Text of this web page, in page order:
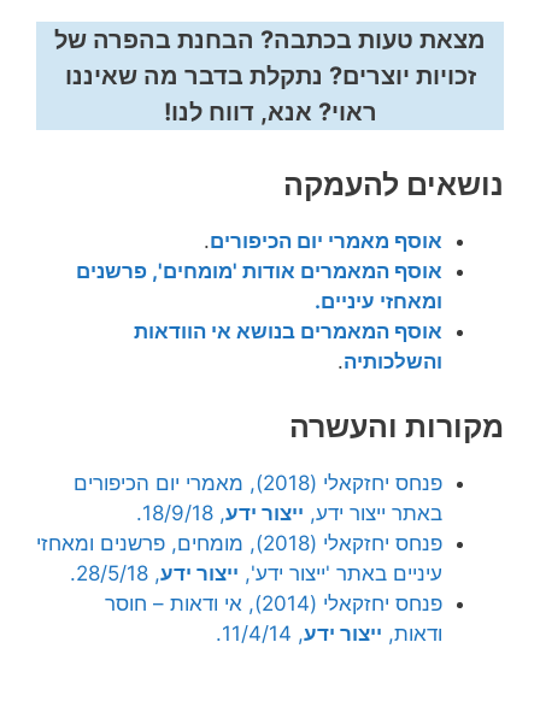
מצאת טעות בכתבה? הבחנת בהפרה של
זכויות יוצרים? נתקלת בדבר מה שאיננו
ראוי? אנא, דווח לנו!
נושאים להעמקה
אוסף מאמרי יום הכיפורים.
אוסף המאמרים אודות 'מומחים', פרשנים
ומאחזי עיניים.
אוסף המאמרים בנושא אי הוודאות
והשלכותיה.
מקורות והעשרה
פנחס יחזקאלי (2018), מאמרי יום הכיפורים
באתר ייצור ידע, ייצור ידע, 18/9/18.
פנחס יחזקאלי (2018), מומחים, פרשנים ומאחזי
עיניים באתר 'ייצור ידע', ייצור ידע, 28/5/18.
פנחס יחזקאלי (2014), אי ודאות – חוסר
ודאות, ייצור ידע, 11/4/14.